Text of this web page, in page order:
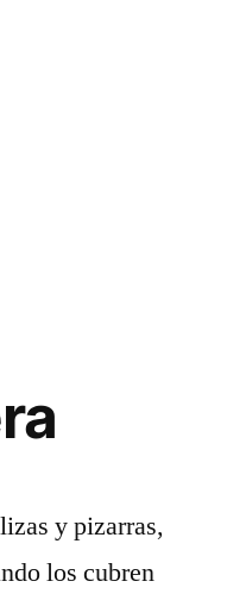
y pizarras,
los cubren